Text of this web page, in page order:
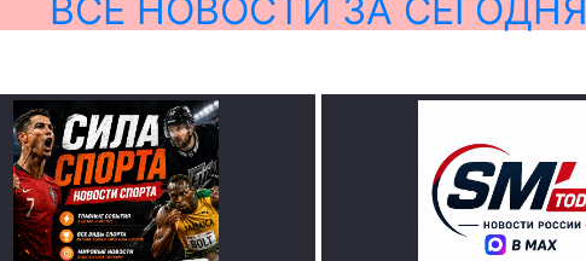
ВСЕ НОВОСТИ ЗА СЕГОДНЯ